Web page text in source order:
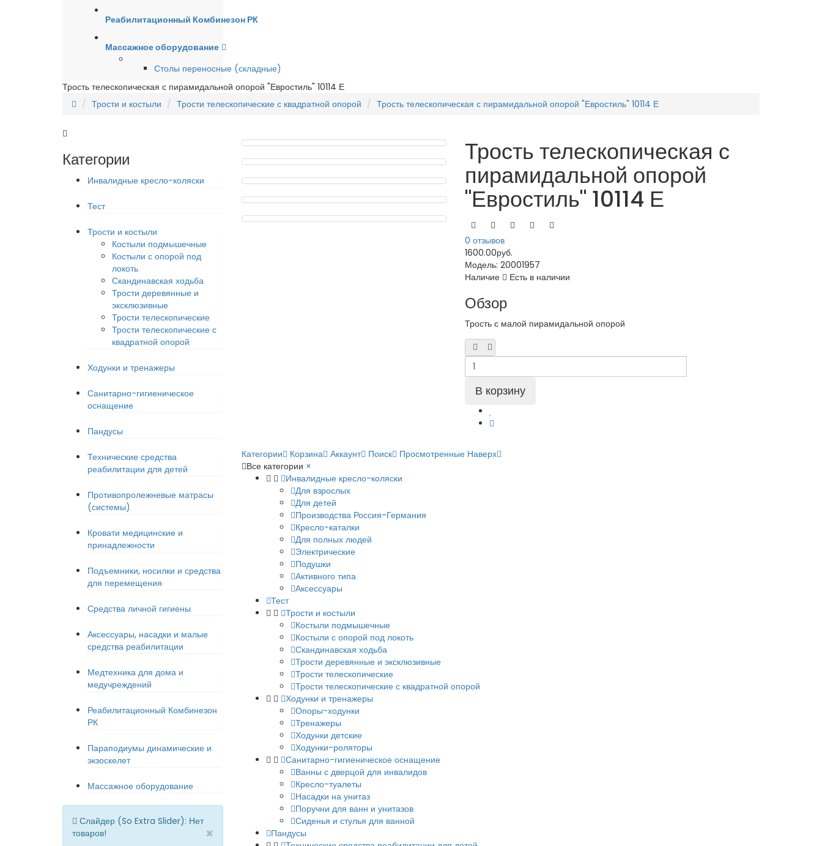
Реабилитационный Комбинезон РК
Массажное оборудование
Столы переносные (складные)
Трость телескопическая с пирамидальной опорой "Евростиль" 10114 Е
Трости и костыли
Трости телескопические с квадратной опорой Трость телескопическая с пирамидальной опорой "Евростиль" 10114 Е
Категории
Инвалидные кресло-коляски
Тест
Трости и костыли
Костыли подмышечные
Костыли с опорой под
локоть
Скандинавская ходьба
Трости деревянные и
эксклюзивные
Трости телескопические
Трости телескопические с
квадратной опорой
Ходунки и тренажеры
Санитарно-гигиеническое
оснащение
Пандусы
Технические средства
реабилитации для детей
Противопролежневые матрасы
(системы)
Кровати медицинские и
принадлежности
Подъемники, носилки и средства
для перемещения
Средства личной гигиены
Аксессуары, насадки и малые
средства реабилитации
Медтехника для дома и
медучреждений
Реабилитационный Комбинезон
РК
Параподиумы динамические и
экзоскелет
Массажное оборудование
Слайдер (So Extra Slider): Нет
товаров!
×
Трость телескопическая с
пирамидальной опорой
"Евростиль" 10114 Е
0 отзывов
1600.00руб.
Модель:20001957
Наличие
Есть в наличии
Обзор
Трость с малой пирамидальной опорой
Категории Корзина Аккаунт Поиск Просмотренные Наверх
Все категории ×
Инвалидные кресло-коляски
Для взрослых
Для детей
Производства Россия-Германия
Кресло-каталки
Для полных людей
Электрические
Подушки
Активного типа
Аксессуары
Тест
Трости и костыли
Костыли подмышечные
Костыли с опорой под локоть
Скандинавская ходьба
Трости деревянные и эксклюзивные
Трости телескопические
Трости телескопические с квадратной опорой
Ходунки и тренажеры
Опоры-ходунки
Тренажеры
Ходунки детские
Ходунки-роляторы
Санитарно-гигиеническое оснащение
Ванны с дверцой для инвалидов
Кресло-туалеты
Насадки на унитаз
Поручни для ванн и унитазов
Сиденья и стулья для ванной
Пандусы